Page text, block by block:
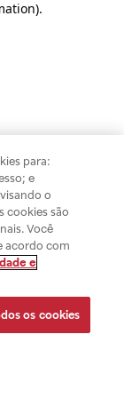
.
para:
e
o
cookies são
Você
acordo com
e
os cookies